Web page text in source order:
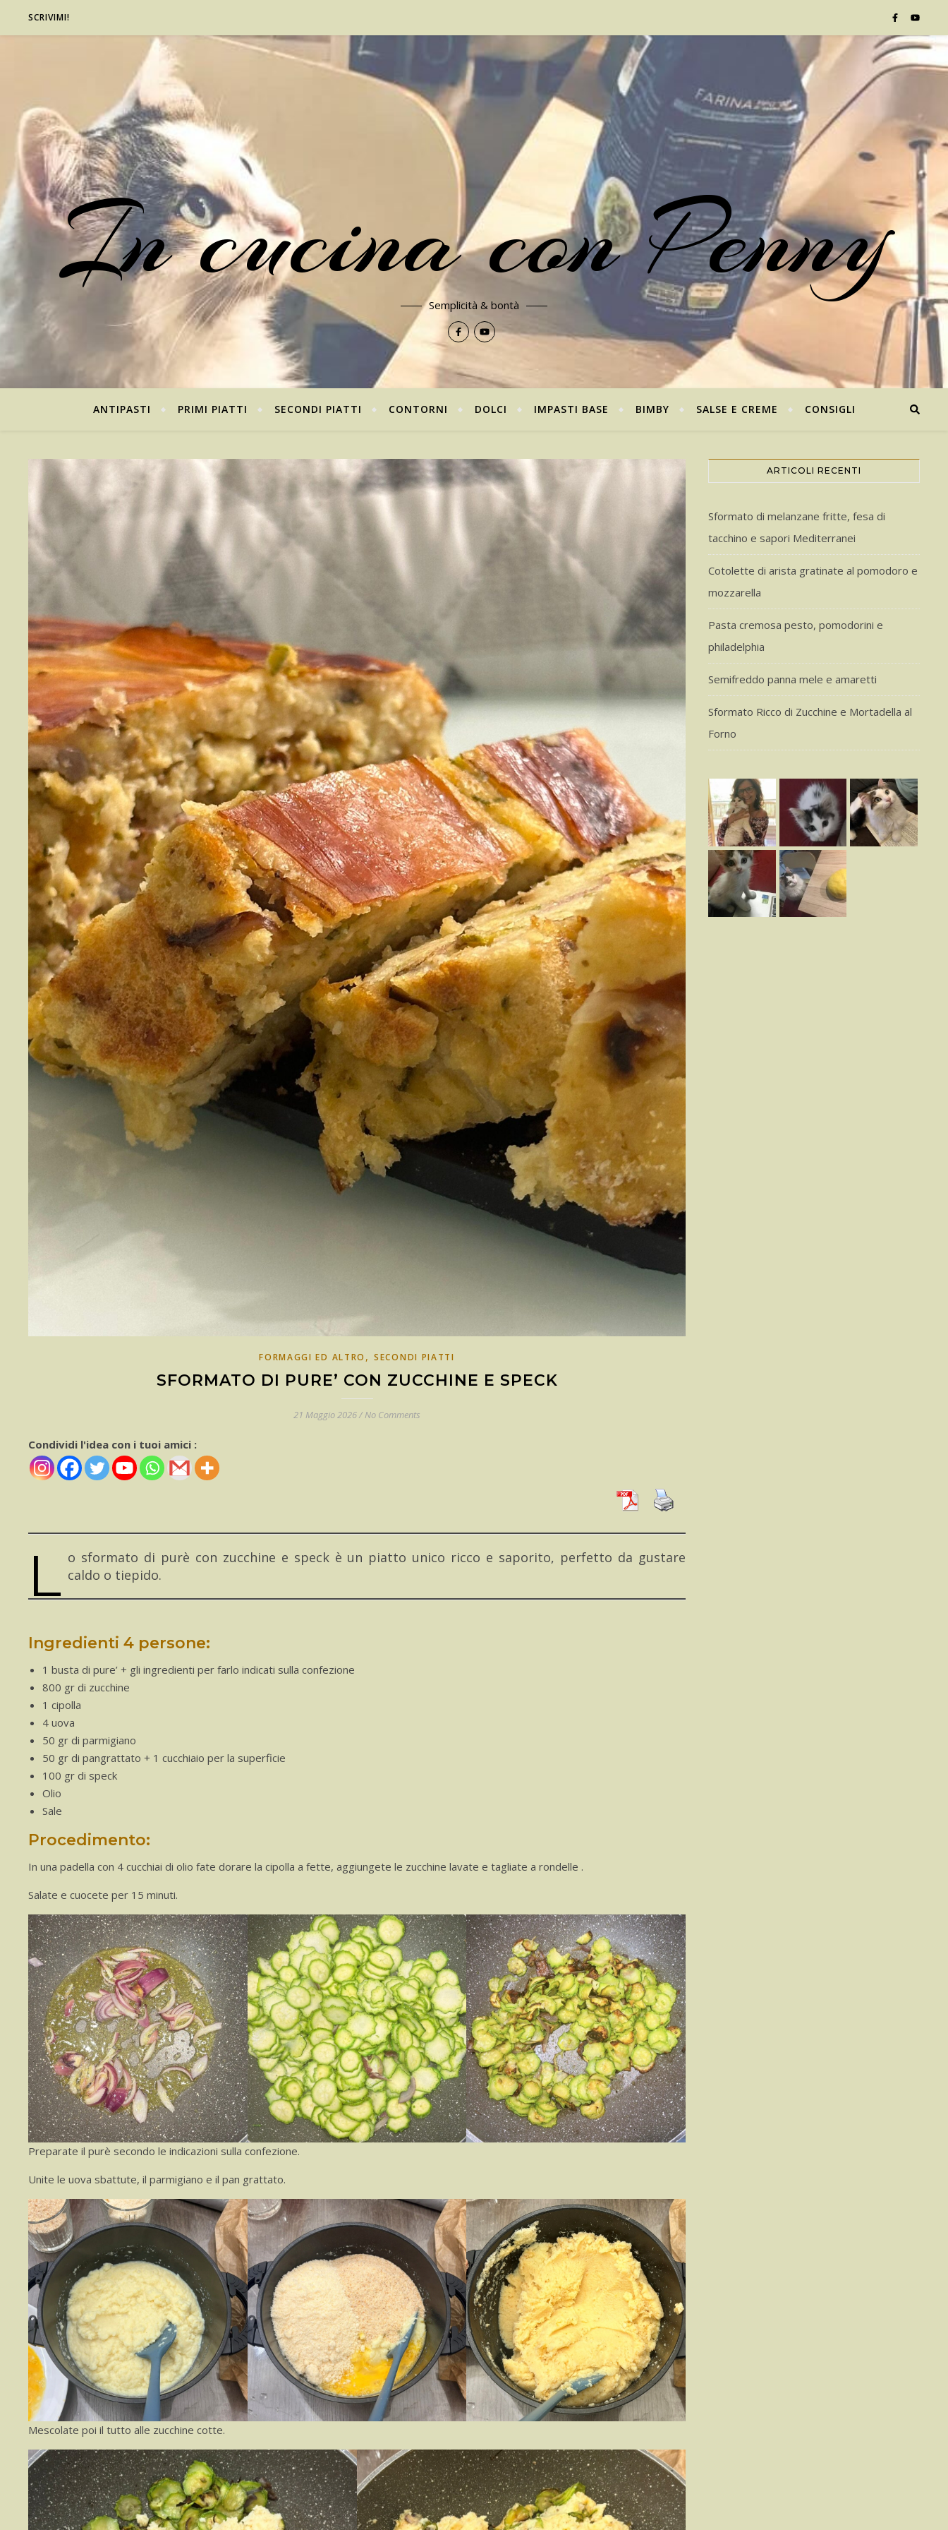
SCRIVIMI!
In cucina con Penny
Semplicità & bontà
ANTIPASTI PRIMI PIATTI SECONDI PIATTI CONTORNI DOLCI IMPASTI BASE BIMBY SALSE E CREME CONSIGLI
FORMAGGI ED ALTRO ,SECONDI PIATTI
SFORMATO DI PURE’ CON ZUCCHINE E SPECK
21 Maggio 2026/ No Comments
Condividi l'idea con i tuoi amici :
L o sformato di purè con zucchine e speck è un piatto unico ricco e saporito, perfetto da gustare
caldo o tiepido.
Ingredienti 4 persone:
1 busta di pure’ + gli ingredienti per farlo indicati sulla confezione
800 gr di zucchine
1 cipolla
4 uova
50 gr di parmigiano
50 gr di pangrattato + 1 cucchiaio per la superficie
100 gr di speck
Olio
Sale
Procedimento:
In una padella con 4 cucchiai di olio fate dorare la cipolla a fette, aggiungete le zucchine lavate e tagliate a rondelle .
Salate e cuocete per 15 minuti.
Preparate il purè secondo le indicazioni sulla confezione.
Unite le uova sbattute, il parmigiano e il pan grattato.
Mescolate poi il tutto alle zucchine cotte.
ARTICOLI RECENTI
Sformato di melanzane fritte, fesa di
tacchino e sapori Mediterranei
Cotolette di arista gratinate al pomodoro e
mozzarella
Pasta cremosa pesto, pomodorini e
philadelphia
Semifreddo panna mele e amaretti
Sformato Ricco di Zucchine e Mortadella al
Forno